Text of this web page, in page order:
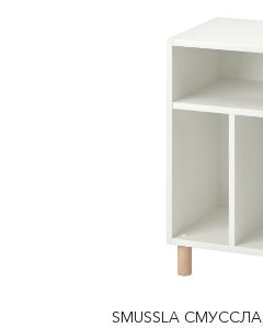
SMUSSLA СМУССЛА